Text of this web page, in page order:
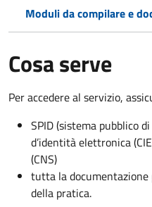
Moduli da compilare e
Cosa serve
Per accedere al servizio,
SPID (sistema pubblico
d’identità elettronica
(CNS)
tutta la
della pratica.